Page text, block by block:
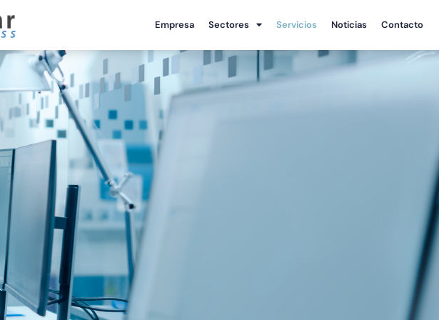
Empresa Sectores Servicios Noticias Contacto